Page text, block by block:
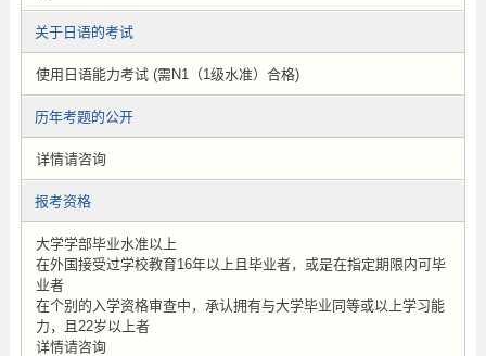
关于日语的考试
使用日语能力考试 (需N1（1级水准）合格)
历年考题的公开
详情请咨询
报考资格
大学学部毕业水准以上
在外国接受过学校教育16年以上且毕业者，或是在指定期限内可毕
业者
在个别的入学资格审查中，承认拥有与大学毕业同等或以上学习能
力，且22岁以上者
详情请咨询